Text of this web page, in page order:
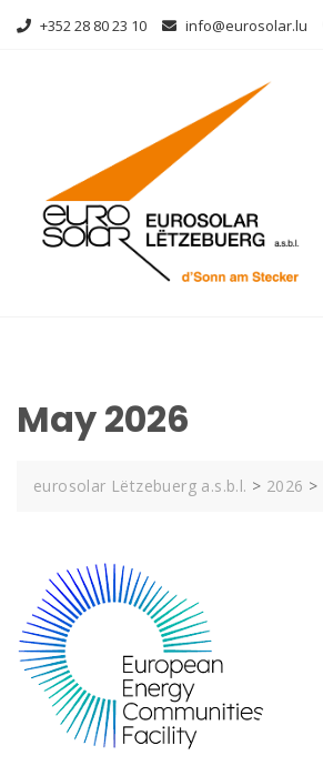
Skip
+352 28 80 23 10 info@eurosolar.lu
May 2026
eurosolar Lëtzebuerg a.s.b.l. > 2026 >